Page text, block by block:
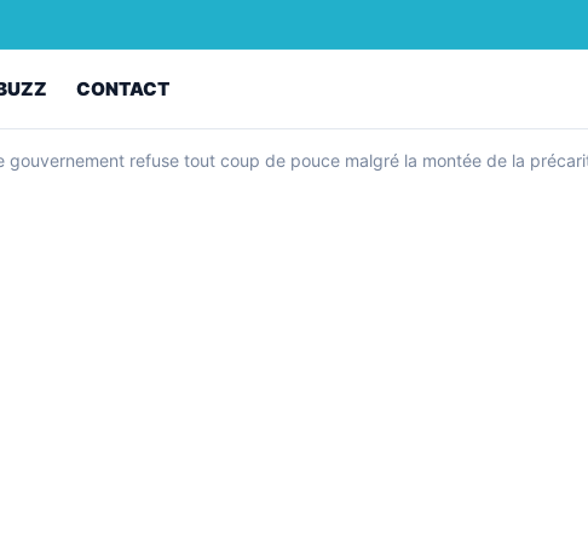
CONTACT
gouvernement refuse tout coup de pouce malgré la montée de la